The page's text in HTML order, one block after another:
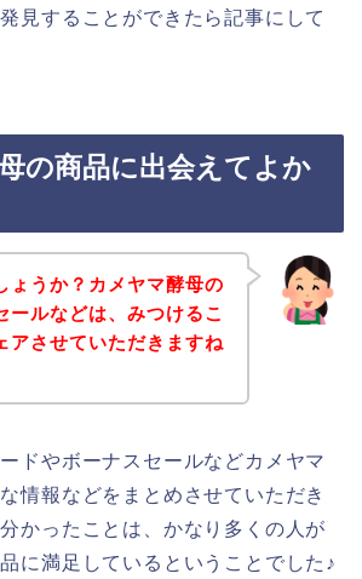
見することができたら記事にして
の商品に出会えてよか
ょうか？カメヤマ酵母の
ールなどは、みつけるこ
アさせていただきますね
ドやボーナスセールなどカメヤマ
情報などをまとめさせていただき
かったことは、かなり多くの人が
に満足しているということでした♪